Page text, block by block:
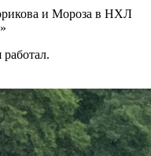
и Мороза в НХЛ